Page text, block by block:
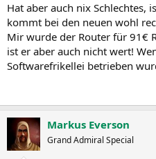
Hat aber auch nix Schlechtes,
kommt bei den neuen wohl
Mir wurde der Router für 91€
ist er aber auch nicht wert!
Softwarefrikellei betrieben
Markus Everson
Grand Admiral Special